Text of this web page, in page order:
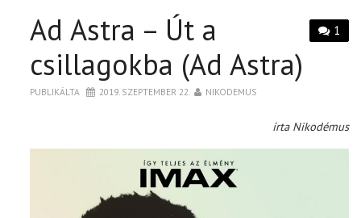
1
Ad Astra – Út a
csillagokba (Ad Astra)
PUBLIKÁLTA 2019. SZEPTEMBER 22. NIKODEMUS
írta Nikodémus